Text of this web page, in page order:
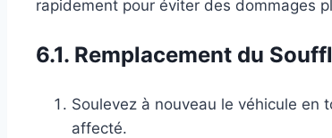
rapidement pour éviter des dommages
6.1. Remplacement du
Soulevez à nouveau le véhicule en
affecté.